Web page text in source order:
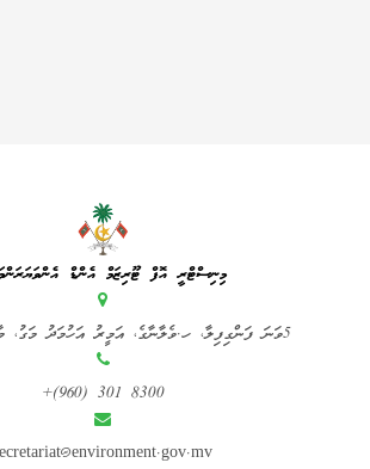
މިނިސްޓްރީ އޮފް ޓޫރިޒަމް އެންޑް
5ވަނަ ފަންގިފިލާ، ހ.ވެލާނާގެ، އަމީރު އަހުމަދު މަގު، މާލެ، ދިވެހިރާއްޖެ
+(960) 301 8300